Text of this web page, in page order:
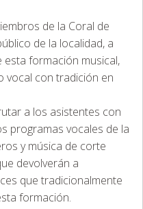
de la Coral de
de la localidad, a
formación musical,
vocal con tradición en
a los asistentes con
programas vocales de la
y música de corte
devolverán a
que tradicionalmente
formación.